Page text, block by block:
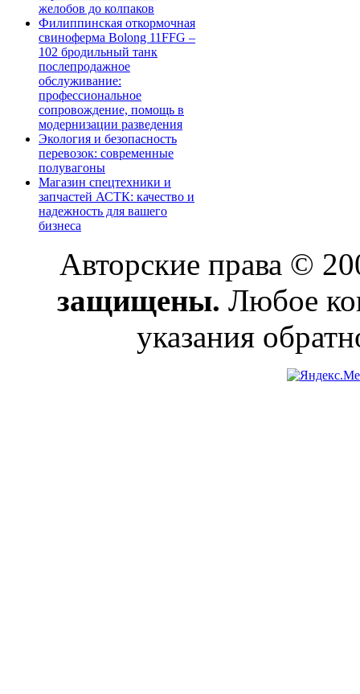
желобов до колпаков
Филиппинская откормочная
свиноферма Bolong 11FFG –
102 бродильный танк
послепродажное
обслуживание:
профессиональное
сопровождение, помощь в
модернизации разведения
Экология и безопасность
перевозок: современные
полувагоны
Магазин спецтехники и
запчастей АСТК: качество и
надежность для вашего
бизнеса
Авторские права ©
защищены. Любое
указания